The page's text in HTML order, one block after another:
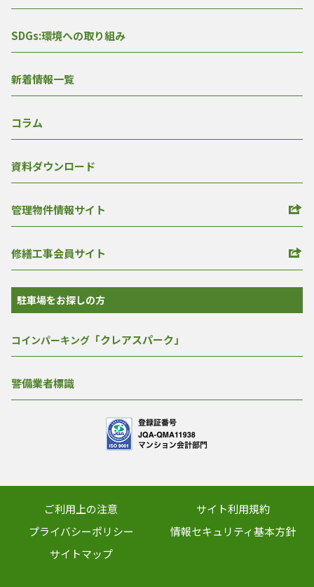
SDGs:環境への取り組み
新着情報一覧
コラム
資料ダウンロード
管理物件情報サイト
修繕工事会員サイト
駐車場をお探しの方
コインパーキング 「クレアスパーク」
警備業者標識
ご利用上の注意
サイト利用規約
プライバシーポリシー
情報セキュリティ基本方針
サイトマップ